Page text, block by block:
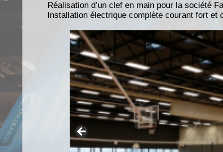
Réalisation d’un clef en main pour la société
Installation électrique complète courant fort et